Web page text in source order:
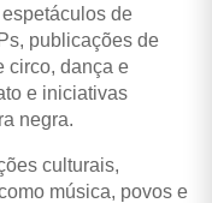
de
publicações de
circo, dança e
e iniciativas
negra.
culturais,
música, povos e